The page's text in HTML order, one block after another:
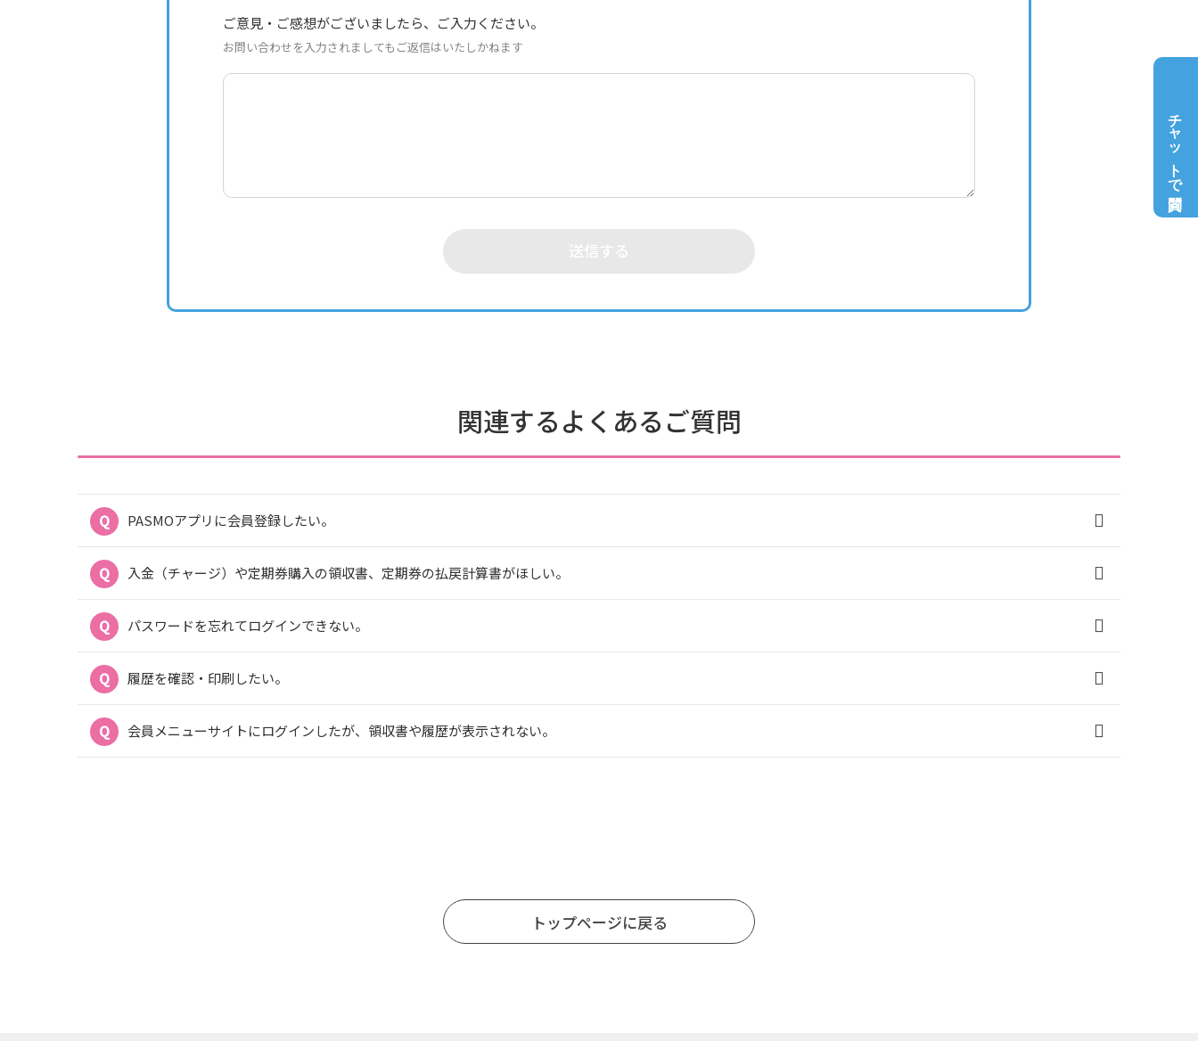
チャットで質問
ご意見・ご感想がございましたら、ご入力ください。
お問い合わせを入力されましてもご返信はいたしかねます
関連するよくあるご質問
PASMOアプリに会員登録したい。
入金（チャージ）や定期券購入の領収書、定期券の払戻計算書がほしい。
パスワードを忘れてログインできない。
履歴を確認・印刷したい。
会員メニューサイトにログインしたが、領収書や履歴が表示されない。
トップページに戻る